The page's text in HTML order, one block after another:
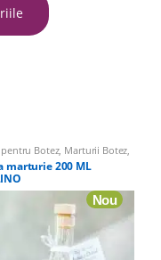
Botez, Marturii Botez
marturii & Accesorii,
,Marturii Nunta
marturie 200 ML
Nou